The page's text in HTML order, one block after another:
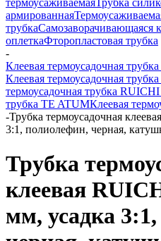
термоусаживаемаяТрубка
армированная
трубкаСамозаворачивающаяся
оплеткаФторопластовая трубка
-
Клеевая термоусадочная
Клеевая термоусадочная
термоусадочная трубка RUICHI
трубка TE ATUMКлеевая
-Трубка термоусадочная
3:1, полиолефин, черная,
Трубка
клеевая
мм, усадка